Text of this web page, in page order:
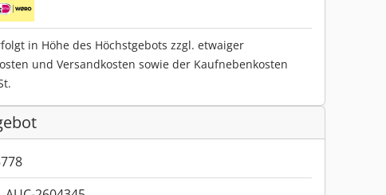
in Höhe des Höchstgebots zzgl. etwaiger
und Versandkosten sowie der Kaufnebenkosten